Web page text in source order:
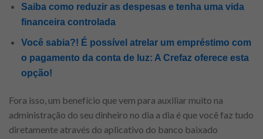
Saiba como reduzir as despesas e tenha uma vida
financeira controlada
Você sabia?! É possível atrelar um empréstimo com
o pagamento da conta de luz: A Crefaz oferece esta
opção!
Fora isso, um benefício que vem para auxiliar muito na
administração do seu dinheiro no dia a dia é que você faz tudo
diretamente através do aplicativo do banco baixado